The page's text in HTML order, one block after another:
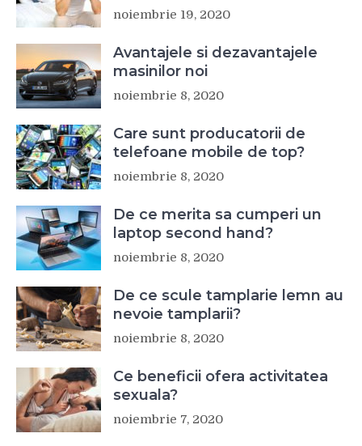
noiembrie 19, 2020
Avantajele si dezavantajele
masinilor noi
noiembrie 8, 2020
Care sunt producatorii de
telefoane mobile de top?
noiembrie 8, 2020
De ce merita sa cumperi un
laptop second hand?
noiembrie 8, 2020
De ce scule tamplarie lemn au
nevoie tamplarii?
noiembrie 8, 2020
Ce beneficii ofera activitatea
sexuala?
noiembrie 7, 2020